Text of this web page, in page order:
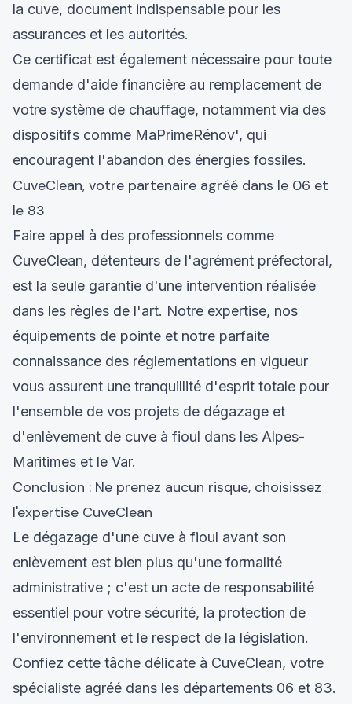
la cuve, document indispensable pour les
assurances et les autorités.
Ce certificat est également nécessaire pour toute
demande d'aide financière au remplacement de
votre système de chauffage, notamment via des
dispositifs comme MaPrimeRénov', qui
encouragent l'abandon des énergies fossiles.
CuveClean, votre partenaire agréé dans le 06 et
le 83
Faire appel à des professionnels comme
CuveClean, détenteurs de l'agrément préfectoral,
est la seule garantie d'une intervention réalisée
dans les règles de l'art. Notre expertise, nos
équipements de pointe et notre parfaite
connaissance des réglementations en vigueur
vous assurent une tranquillité d'esprit totale pour
l'ensemble de vos projets de dégazage et
d'enlèvement de cuve à fioul dans les Alpes-
Maritimes et le Var.
Conclusion : Ne prenez aucun risque, choisissez
l'expertise CuveClean
Le dégazage d'une cuve à fioul avant son
enlèvement est bien plus qu'une formalité
administrative ; c'est un acte de responsabilité
essentiel pour votre sécurité, la protection de
l'environnement et le respect de la législation.
Confiez cette tâche délicate à CuveClean, votre
spécialiste agréé dans les départements 06 et 83.